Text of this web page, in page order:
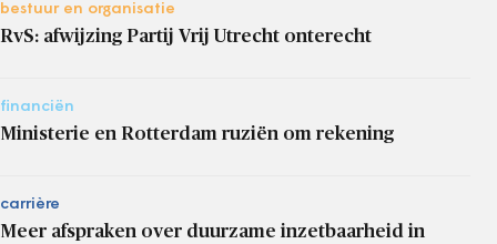
bestuur en organisatie
RvS: afwijzing Partij Vrij Utrecht onterecht
financiën
Ministerie en Rotterdam ruziën om rekening
carrière
Meer afspraken over duurzame inzetbaarheid in